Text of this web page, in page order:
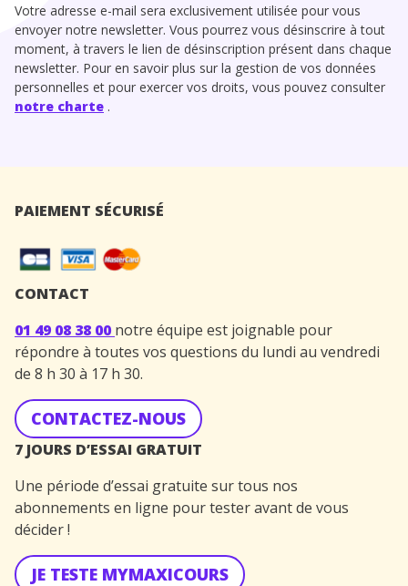
Votre adresse e-mail sera exclusivement utilisée pour vous
envoyer notre newsletter. Vous pourrez vous désinscrire à tout
moment, à travers le lien de désinscription présent dans chaque
newsletter. Pour en savoir plus sur la gestion de vos données
personnelles et pour exercer vos droits, vous pouvez consulter
notre charte .
PAIEMENT SÉCURISÉ
CONTACT
01 49 08 38 00 notre équipe est joignable pour
répondre à toutes vos questions du lundi au vendredi
de 8 h 30 à 17 h 30.
CONTACTEZ-NOUS
7 JOURS D’ESSAI GRATUIT
Une période d’essai gratuite sur tous nos
abonnements en ligne pour tester avant de vous
décider !
JE TESTE MYMAXICOURS